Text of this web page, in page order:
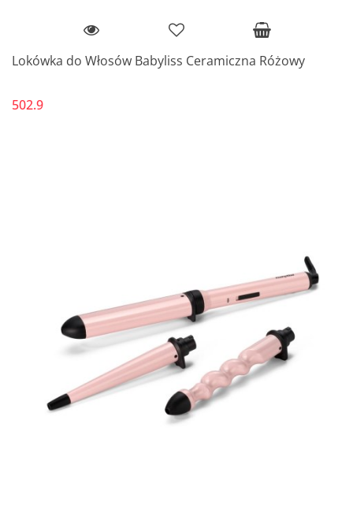
Lokówka do Włosów Babyliss Ceramiczna Różowy
502.9